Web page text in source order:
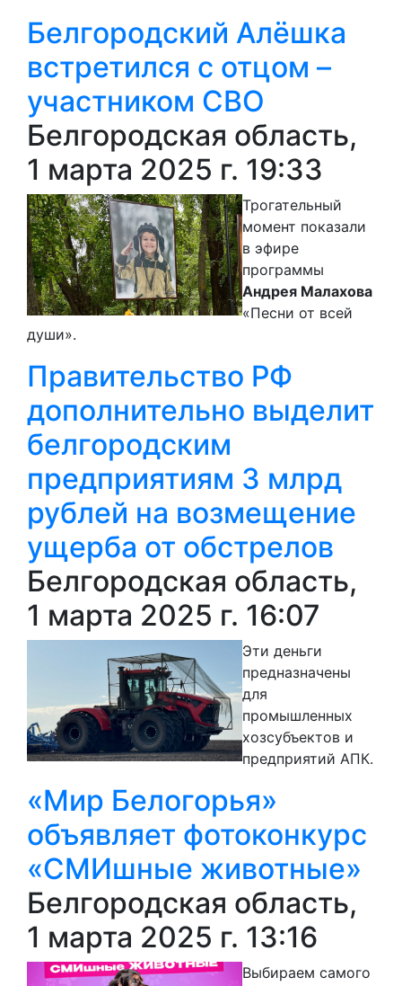
Белгородский Алёшка
встретился с отцом –
участником СВО
Белгородская область,
1 марта 2025 г. 19:33
Трогательный
момент показали
в эфире
программы
Андрея Малахова
«Песни от всей
души».
Правительство РФ
дополнительно выделит
белгородским
предприятиям 3 млрд
рублей на возмещение
ущерба от обстрелов
Белгородская область,
1 марта 2025 г. 16:07
Эти деньги
предназначены
для
промышленных
хозсубъектов и
предприятий АПК.
«Мир Белогорья»
объявляет фотоконкурс
«СМИшные животные»
Белгородская область,
1 марта 2025 г. 13:16
Выбираем самого